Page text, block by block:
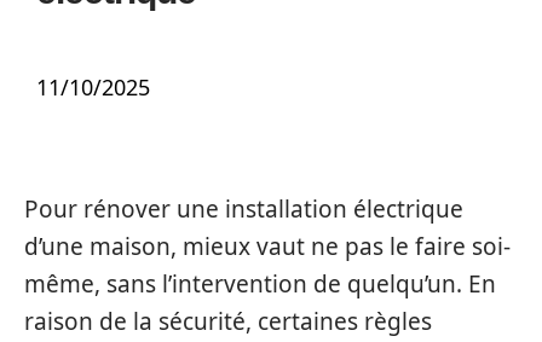
11/10/2025
Pour rénover une installation électrique
d’une maison, mieux vaut ne pas le faire soi-
même, sans l’intervention de quelqu’un. En
raison de la sécurité, certaines règles